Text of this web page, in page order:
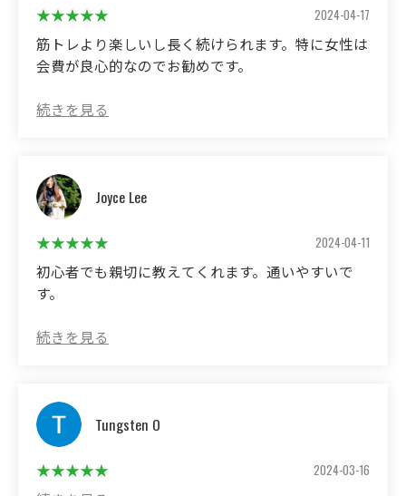
2024-04-17
筋トレより楽しいし長く続けられます。特に女性は
会費が良心的なのでお勧めです。
(Translated by Google)
membership fee is reasonable.
Joyce Lee
2024-04-11
初心者でも親切に教えてくれます。通いやすいで
す。
(Translated by Google)
Tungsten O
2024-03-16